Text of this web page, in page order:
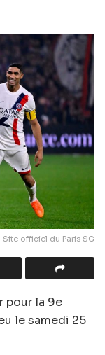
officiel du Paris SG
pour la 9e
le samedi 25